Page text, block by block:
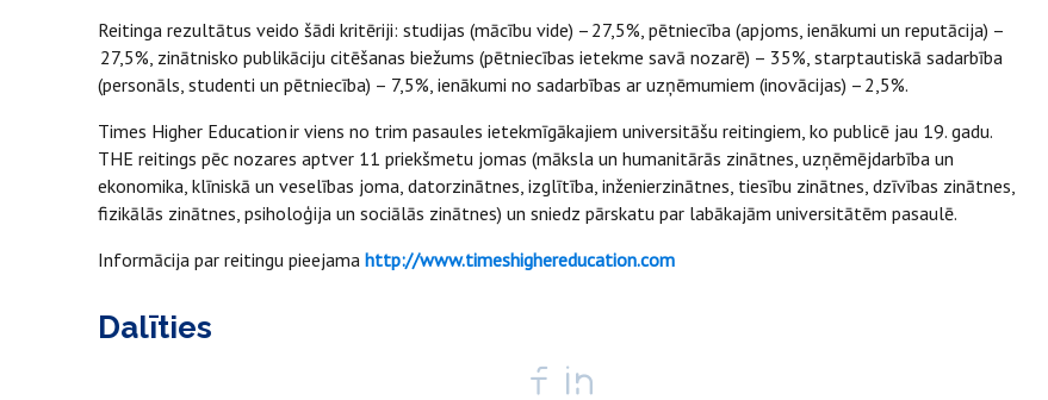
Reitinga rezultātus veido šādi kritēriji: studijas (mācību vide) – 27,5%, pētniecība (apjoms, ienākumi un reputācija) –
27,5%, zinātnisko publikāciju citēšanas biežums (pētniecības ietekme savā nozarē) – 35%, starptautiskā sadarbība
(personāls, studenti un pētniecība) – 7,5%, ienākumi no sadarbības ar uzņēmumiem (inovācijas) – 2,5%.
Times Higher Education ir viens no trim pasaules ietekmīgākajiem universitāšu reitingiem, ko publicē jau 19. gadu.
THE reitings pēc nozares aptver 11 priekšmetu jomas (māksla un humanitārās zinātnes, uzņēmējdarbība un
ekonomika, klīniskā un veselības joma, datorzinātnes, izglītība, inženierzinātnes, tiesību zinātnes, dzīvības zinātnes,
fizikālās zinātnes, psiholoģija un sociālās zinātnes) un sniedz pārskatu par labākajām universitātēm pasaulē.
Informācija par reitingu pieejama http://www.timeshighereducation.com
Dalīties